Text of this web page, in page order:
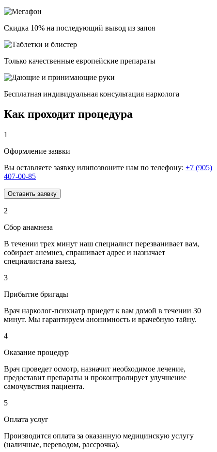
Скидка 10% на последующий вывод из запоя
Только качественные европейские препараты
Бесплатная индивидуальная консультация нарколога
Как проходит процедура
1
Оформление заявки
Вы оставляете заявку илипозвоните нам по телефону: +7 (905)
407-00-85
Оставить заявку
2
Сбор анамнеза
В течении трех минут наш специалист перезванивает вам,
собирает анемнез, спрашивает адрес и назначает
специалистана выезд.
3
Прибытие бригады
Врач нарколог-психиатр приедет к вам домой в течении 30
минут. Мы гарантируем анонимность и врачебную тайну.
4
Оказание процедур
Врач проведет осмотр, назначит необходимое лечение,
предоставит препараты и проконтролирует улучшение
самочувствия пациента.
5
Оплата услуг
Производится оплата за оказанную медицинскую услугу
(наличные, переводом, рассрочка).